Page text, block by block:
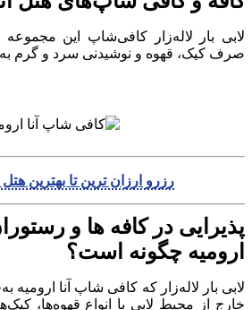
لابی بار لاله‌زار کافی‌شاپ این
صرف کیک، قهوه و نوشیدنی سرد و گرم به
رزرو ارزان ترین تا بهترین
پذیرایی در کافه ها و
ارومیه چگونه است؟
لابی بار لاله‌زار که کافی شاپ آنا